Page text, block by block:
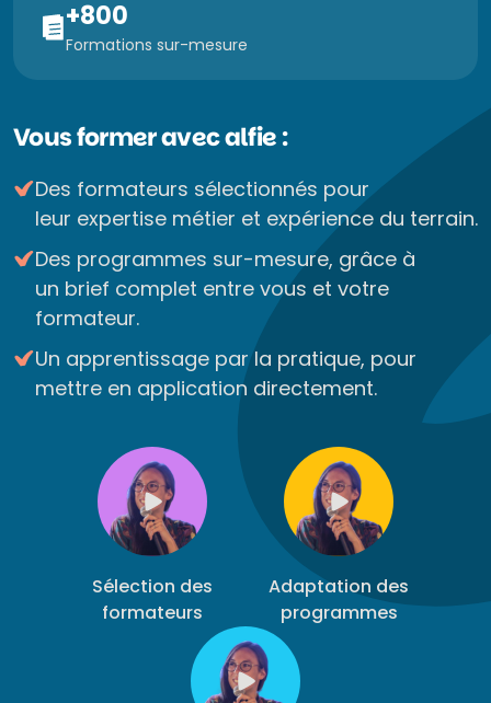
+800
Formations sur-mesure
Vous former avec alfie :
Des formateurs sélectionnés pour
leur expertise métier et expérience du terrain.
Des programmes sur-mesure, grâce à
un brief complet entre vous et votre
formateur.
Un apprentissage par la pratique, pour
mettre en application directement.
Sélection des
formateurs
Adaptation des
programmes